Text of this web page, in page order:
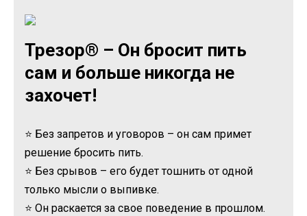
Трезор® – Он бросит пить
сам и больше никогда не
захочет!
⭐ Без запретов и уговоров – он сам примет
решение бросить пить.
⭐ Без срывов – его будет тошнить от одной
только мысли о выпивке.
⭐ Он раскается за свое поведение в прошлом.